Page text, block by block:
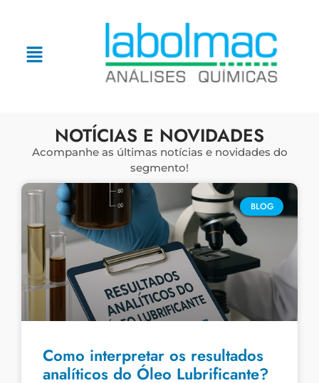
NOTÍCIAS E NOVIDADES
Acompanhe as últimas notícias e novidades do
segmento!
BLOG
Como interpretar os resultados
analíticos do Óleo Lubrificante?